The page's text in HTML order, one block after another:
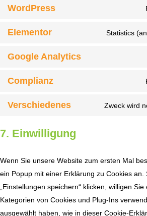
WordPress
Elementor Statistics
Google Analytics
Complianz
Verschiedenes Zweck wird
7. Einwilligung
Wenn Sie unsere Website zum ersten Mal
ein Popup mit einer Erklärung zu Cookies an.
„Einstellungen speichern“ klicken, willigen
Kategorien von Cookies und Plug-Ins
ausgewählt haben, wie in dieser Cookie-